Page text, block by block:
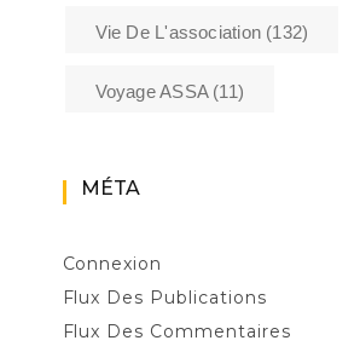
Vie De L'association (132)
Voyage ASSA(11)
MÉTA
Connexion
Flux Des Publications
Flux Des Commentaires